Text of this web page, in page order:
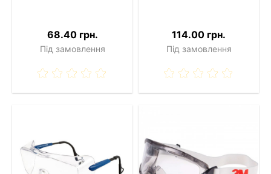
68.40 грн.
Під замовлення
114.00 грн.
Під замовлення